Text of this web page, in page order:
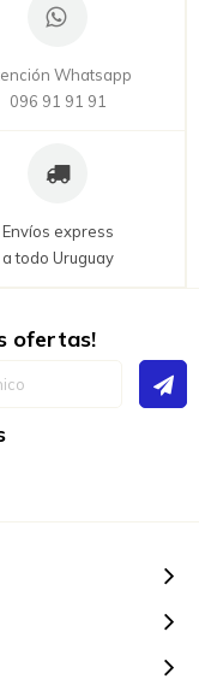
Whatsapp
096 91 91 91
Envíos express
a todo Uruguay
ofertas!